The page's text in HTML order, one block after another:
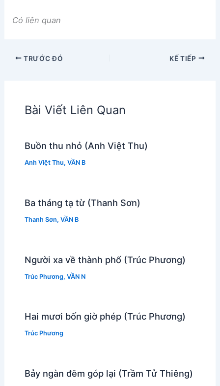
Có liên quan
TRƯỚC ĐÓ KẾ TIẾP
Bài Viết Liên Quan
Buồn thu nhỏ (Anh Việt Thu)
Anh Việt Thu, VẦN B
Ba tháng tạ từ (Thanh Sơn)
Thanh Sơn, VẦN B
Người xa về thành phố (Trúc Phương)
Trúc Phương, VẦN N
Hai mươi bốn giờ phép (Trúc Phương)
Trúc Phương
Bảy ngàn đêm góp lại (Trầm Tử Thiêng)